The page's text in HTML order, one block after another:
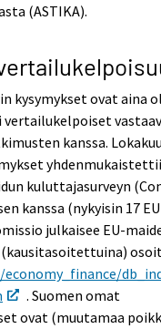
(ASTIKA).
kysymykset ovat aina
vertailukelpoiset
kanssa.
kuluttajasurveyn
kanssa (nykyisin 17
julkaisee EU-
. Suomen omat
ovat (muutamaa